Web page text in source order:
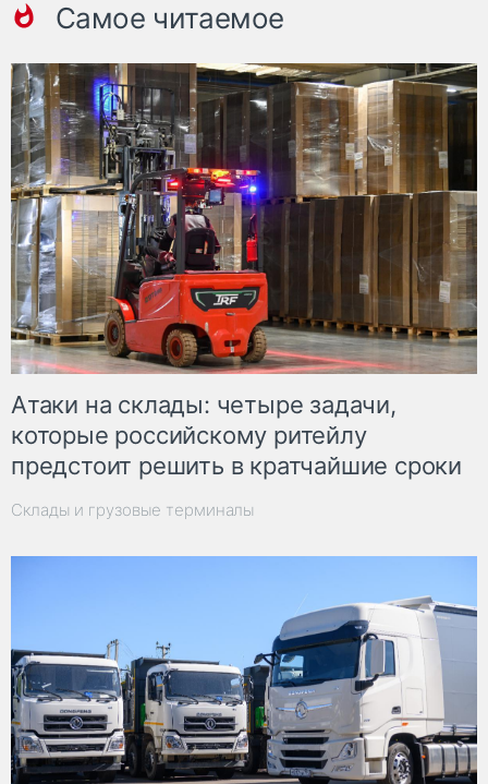
Самое читаемое
Атаки на склады: четыре задачи,
которые российскому ритейлу
предстоит решить в кратчайшие сроки
Склады и грузовые терминалы